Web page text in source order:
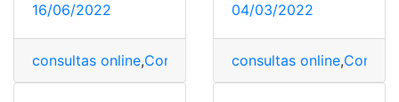
16/06/2022
consultas online,Contraloría Contraloría General del
04/03/2022
consultas online,